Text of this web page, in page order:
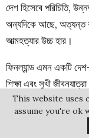
দেশ হিসেবে পরিচিতি,
অন্যদিকে আছে, অত্যন্ত
আত্মহত্যার উচ্চ হার।
ফিনল্যান্ড এমন একটি
শিক্ষা এবং সুখী
ভ্রমণকারীদের কাছে
পারে সত্যিই একটি
This website uses
assume you're ok